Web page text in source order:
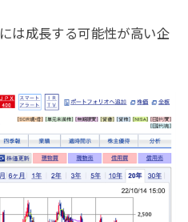
は成長する可能性が高い企